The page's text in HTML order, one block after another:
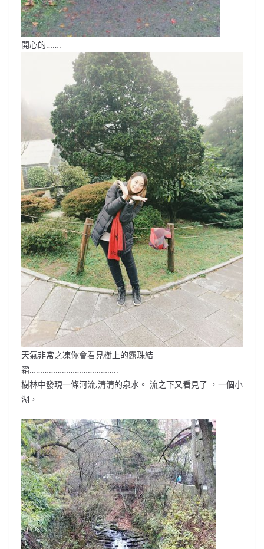
開心的…….
天氣非常之凍你會看見樹上的露珠結
霜…………………………………..
樹林中發現一條河流,清清的泉水。 流之下又看見了 ，一個小
湖，